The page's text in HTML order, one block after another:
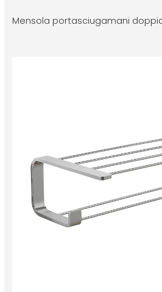
Mensola portasciugamani